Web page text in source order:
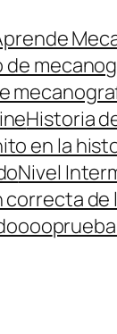
de
Historia
en la
Nivel
correcta de
prueba